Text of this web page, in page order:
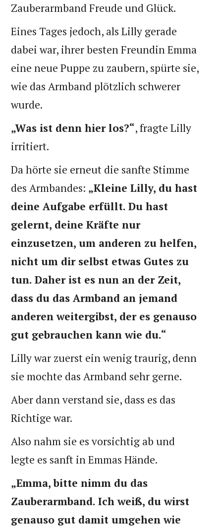
Zauberarmband Freude und Glück.
Eines Tages jedoch, als Lilly gerade
dabei war, ihrer besten Freundin Emma
eine neue Puppe zu zaubern, spürte sie,
wie das Armband plötzlich schwerer
wurde.
„Was ist denn hier los?“, fragte Lilly
irritiert.
Da hörte sie erneut die sanfte Stimme
des Armbandes: „Kleine Lilly, du hast
deine Aufgabe erfüllt. Du hast
gelernt, deine Kräfte nur
einzusetzen, um anderen zu helfen,
nicht um dir selbst etwas Gutes zu
tun. Daher ist es nun an der Zeit,
dass du das Armband an jemand
anderen weitergibst, der es genauso
gut gebrauchen kann wie du.“
Lilly war zuerst ein wenig traurig, denn
sie mochte das Armband sehr gerne.
Aber dann verstand sie, dass es das
Richtige war.
Also nahm sie es vorsichtig ab und
legte es sanft in Emmas Hände.
„Emma, bitte nimm du das
Zauberarmband. Ich weiß, du wirst
genauso gut damit umgehen wie